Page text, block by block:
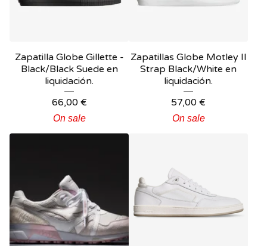
Zapatilla Globe Gillette -
Black/Black Suede en
liquidación.
66,00 €
On sale
Zapatillas Globe Motley II
Strap Black/White en
liquidación.
57,00 €
On sale